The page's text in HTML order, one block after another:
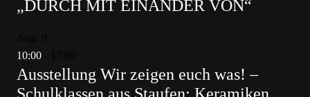
„DURCH MIT EINANDER VON“
10:00
Ausstellung Wir zeigen euch was! –